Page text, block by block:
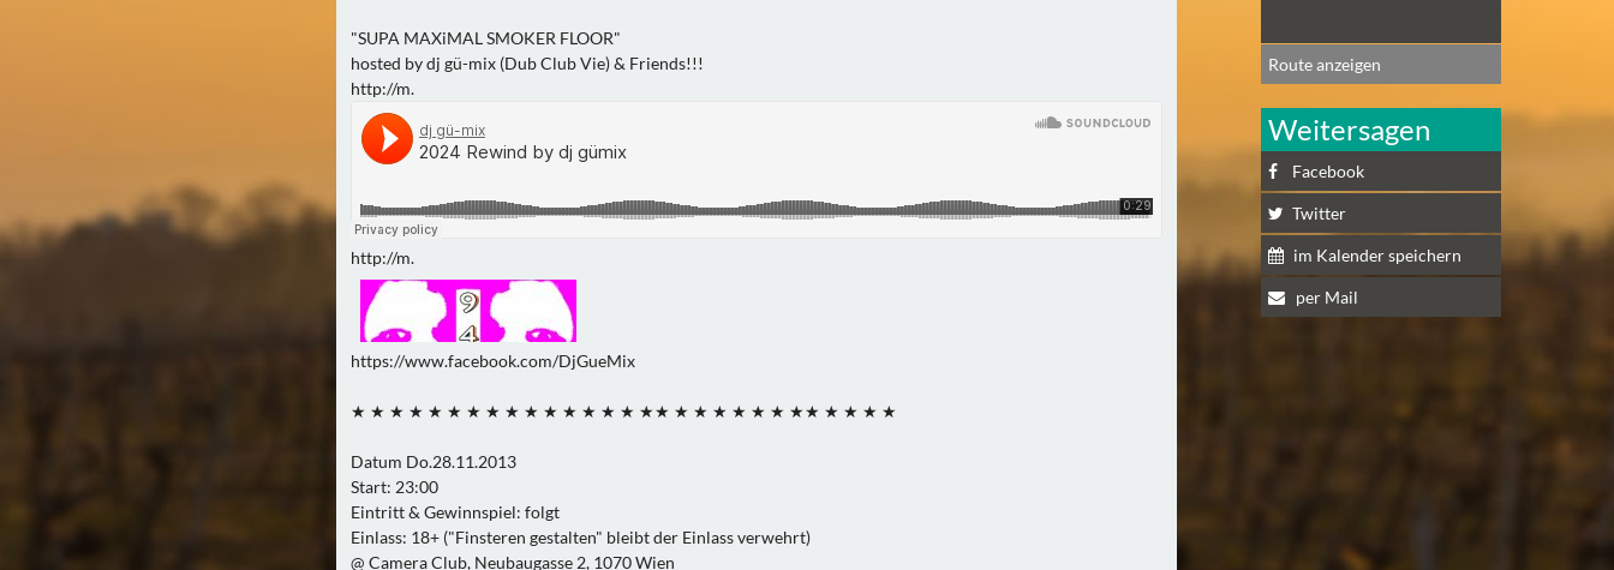
"SUPA MAXiMAL SMOKER FLOOR"
hosted by dj gü-mix (Dub Club Vie) & Friends!!!
http://m.
http://m.
https://www.facebook.com/DjGueMix
★ ★ ★ ★ ★ ★ ★ ★ ★ ★ ★ ★ ★ ★ ★ ★★ ★ ★ ★ ★ ★ ★ ★★ ★ ★ ★ ★
Datum Do.28.11.2013
Start: 23:00
Eintritt & Gewinnspiel: folgt
Einlass: 18+ ("Finsteren gestalten" bleibt der Einlass verwehrt)
@ Camera Club, Neubaugasse 2, 1070 Wien
Route anzeigen
Weitersagen
Facebook
Twitter
im Kalender speichern
per Mail